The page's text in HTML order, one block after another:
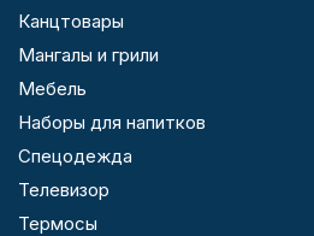
Канцтовары
Мангалы и грили
Мебель
Наборы для напитков
Спецодежда
Телевизор
Термосы